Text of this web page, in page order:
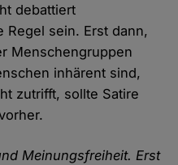
debattiert
sein. Erst dann,
Menschengruppen
inhärent sind,
zutrifft, sollte Satire
Meinungsfreiheit. Erst